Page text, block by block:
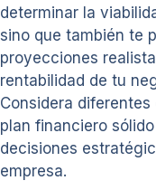
determinar la
sino que también te
proyecciones
rentabilidad de tu
Considera
plan financiero
decisiones
empresa.